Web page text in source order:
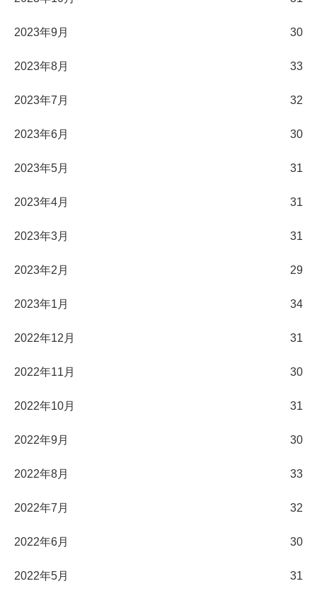
2023年9月 30
2023年8月 33
2023年7月 32
2023年6月 30
2023年5月 31
2023年4月 31
2023年3月 31
2023年2月 29
2023年1月 34
2022年12月 31
2022年11月 30
2022年10月 31
2022年9月 30
2022年8月 33
2022年7月 32
2022年6月 30
2022年5月 31